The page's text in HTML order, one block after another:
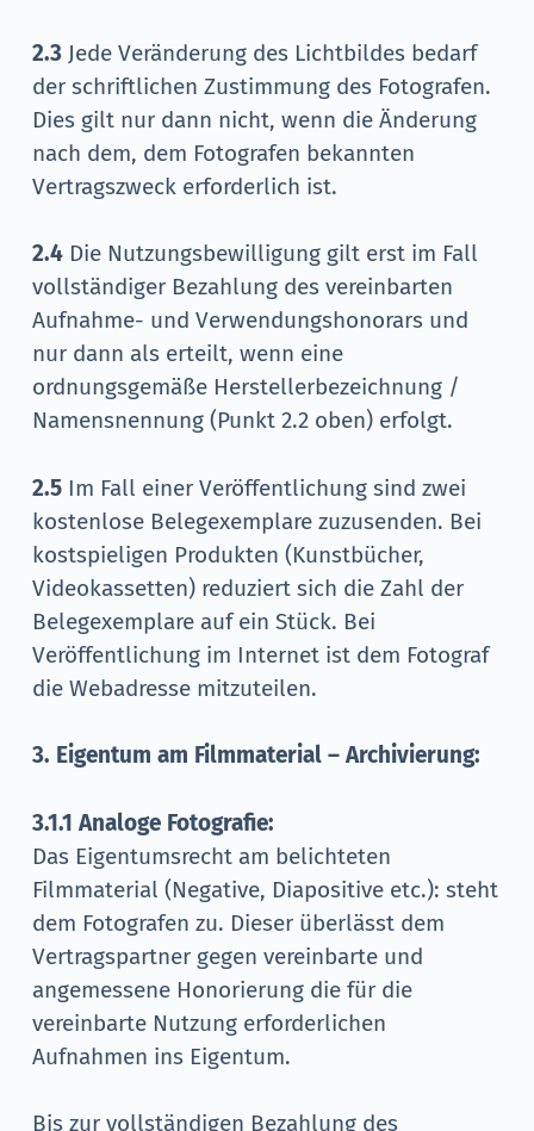
2.3Jede Veränderung des Lichtbildes bedarf
der schriftlichen Zustimmung des Fotografen.
Dies gilt nur dann nicht, wenn die Änderung
nach dem, dem Fotografen bekannten
Vertragszweck erforderlich ist.
2.4Die Nutzungsbewilligung gilt erst im Fall
vollständiger Bezahlung des vereinbarten
Aufnahme- und Verwendungshonorars und
nur dann als erteilt, wenn eine
ordnungsgemäße Herstellerbezeichnung /
Namensnennung (Punkt 2.2 oben) erfolgt.
2.5 Im Fall einer Veröffentlichung sind zwei
kostenlose Belegexemplare zuzusenden. Bei
kostspieligen Produkten (Kunstbücher,
Videokassetten) reduziert sich die Zahl der
Belegexemplare auf ein Stück. Bei
Veröffentlichung im Internet ist dem Fotograf
die Webadresse mitzuteilen.
3. Eigentum am Filmmaterial – Archivierung:
3.1.1 Analoge Fotografie:
Das Eigentumsrecht am belichteten
Filmmaterial (Negative, Diapositive etc.): steht
dem Fotografen zu. Dieser überlässt dem
Vertragspartner gegen vereinbarte und
angemessene Honorierung die für die
vereinbarte Nutzung erforderlichen
Aufnahmen ins Eigentum.
Bis zur vollständigen Bezahlung des